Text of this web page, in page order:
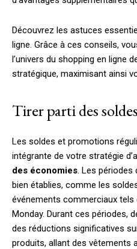
Découvrez les astuces
ligne. Grâce à ces conseils,
l’univers du shopping en ligne
stratégique, maximisant ainsi
Tirer parti des
Les soldes et promotions
intégrante de votre stratégie
des économies. Les périodes
bien établies, comme les
événements commerciaux tels
Monday. Durant ces périodes,
des réductions significatives
produits, allant des vêtements